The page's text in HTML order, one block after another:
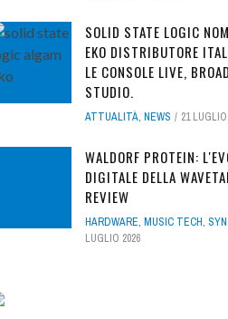
SOLID STATE LOGIC
EKO DISTRIBUTORE
LE CONSOLE LIVE,
STUDIO.
ATTUALITÀ, NEWS 21
WALDORF PROTEIN:
DIGITALE DELLA
REVIEW
HARDWARE, MUSIC TECH,
LUGLIO 2026